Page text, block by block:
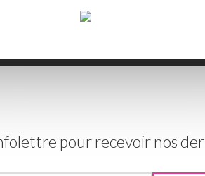
pour recevoir nos